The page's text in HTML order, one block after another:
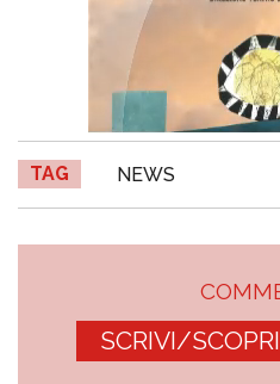
TAG NEWS
SCRIVI/